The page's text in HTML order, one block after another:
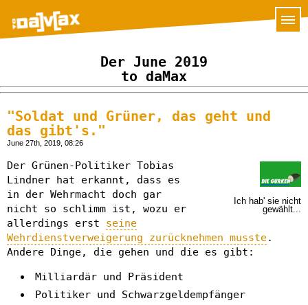
Der June 2019
to daMax
"Soldat und Grüner, das geht und
das gibt's."
June 27th, 2019, 08:26
Ich hab' sie nicht
gewählt...
Der Grünen-Politiker Tobias
Lindner hat erkannt, dass es
in der Wehrmacht doch gar
nicht so schlimm ist, wozu er
allerdings erst seine
Wehrdienstverweigerung zurücknehmen musste.
Andere Dinge, die gehen und die es gibt:
Milliardär und Präsident
Politiker und Schwarzgeldempfänger